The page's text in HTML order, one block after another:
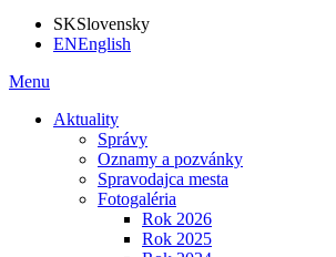
SKSlovensky
ENEnglish
Menu
Aktuality
Správy
Oznamy a pozvánky
Spravodajca mesta
Fotogaléria
Rok 2026
Rok 2025